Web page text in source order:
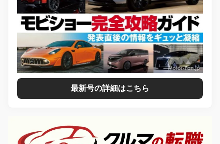
最新号の詳細はこちら